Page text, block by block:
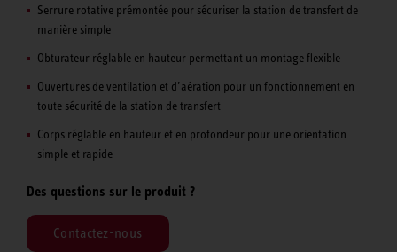
Serrure rotative prémontée pour sécuriser la station de transfert de
manière simple
Obturateur réglable en hauteur permettant un montage flexible
Ouvertures de ventilation et d’aération pour un fonctionnement en
toute sécurité de la station de transfert
Corps réglable en hauteur et en profondeur pour une orientation
simple et rapide
Des questions sur le produit ?
Contactez-nous